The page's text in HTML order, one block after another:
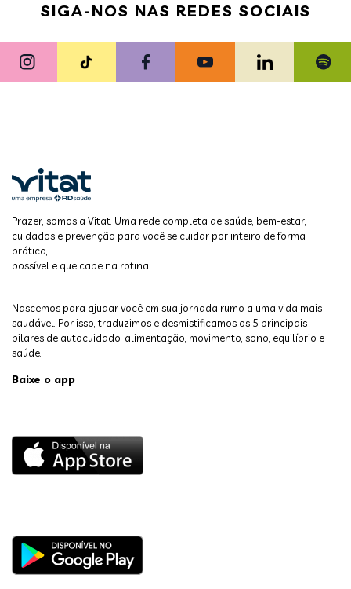
SIGA-NOS NAS REDES SOCIAIS
Prazer, somos a Vitat. Uma rede completa de saúde, bem-estar,
cuidados e prevenção para você se cuidar por inteiro de forma
prática,
possível e que cabe na rotina.
Nascemos para ajudar você em sua jornada rumo a uma vida mais
saudável. Por isso, traduzimos e desmistificamos os 5 principais
pilares de autocuidado: alimentação, movimento, sono, equilíbrio e
saúde.
Baixe o app